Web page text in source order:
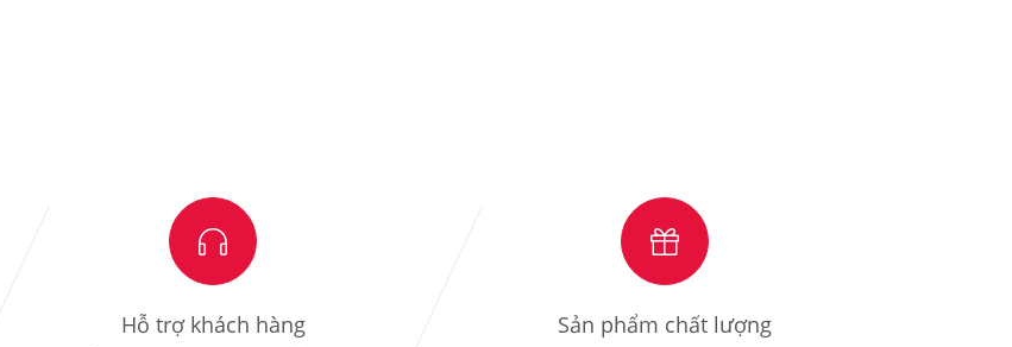
Hỗ trợ khách hàng Sản phẩm chất lượng